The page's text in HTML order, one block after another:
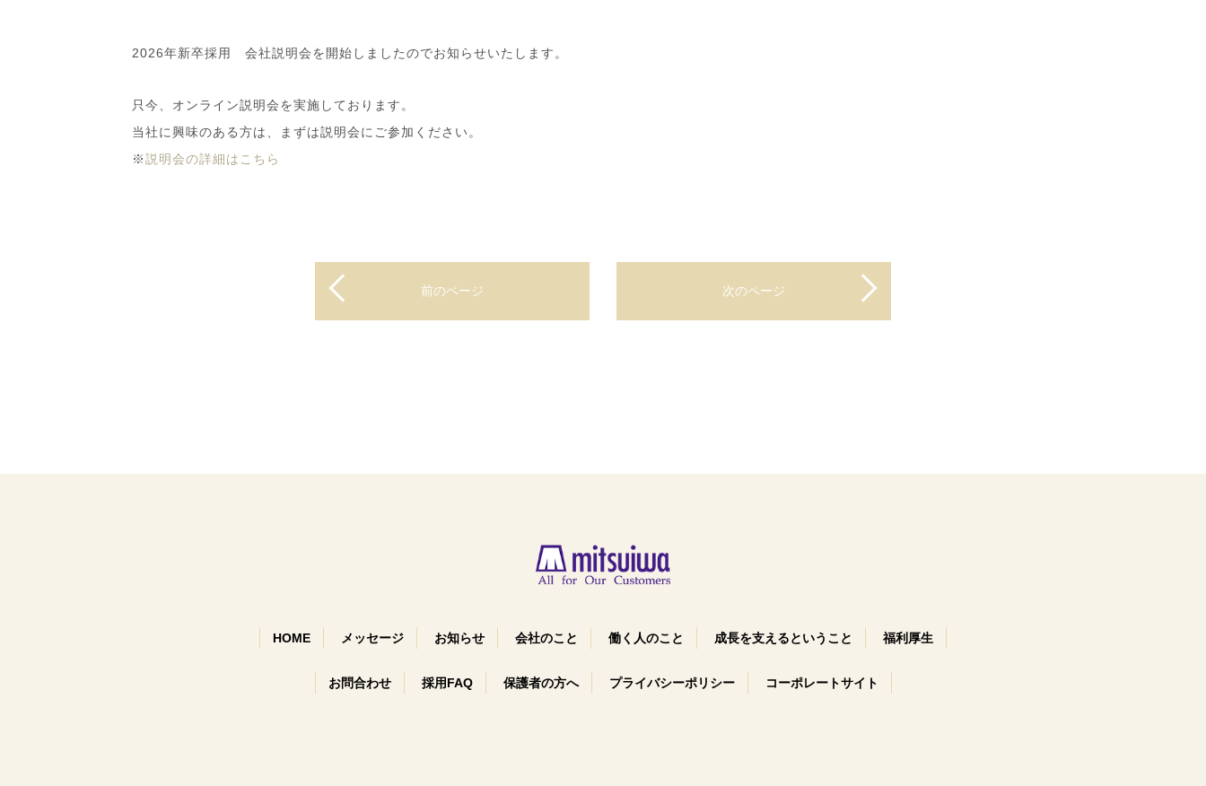
2026年新卒採用 会社説明会を開始しましたのでお知らせいたします。
只今、オンライン説明会を実施しております。
当社に興味のある方は、まずは説明会にご参加ください。
※説明会の詳細はこちら
前のページ 次のページ
HOME メッセージ お知らせ 会社のこと 働く人のこと 成長を支えるということ 福利厚生
お問合わせ 採用FAQ 保護者の方へ プライバシーポリシー コーポレートサイト